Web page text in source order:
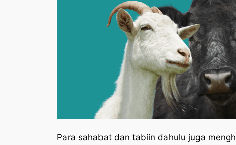
Para sahabat dan tabiin dahulu juga